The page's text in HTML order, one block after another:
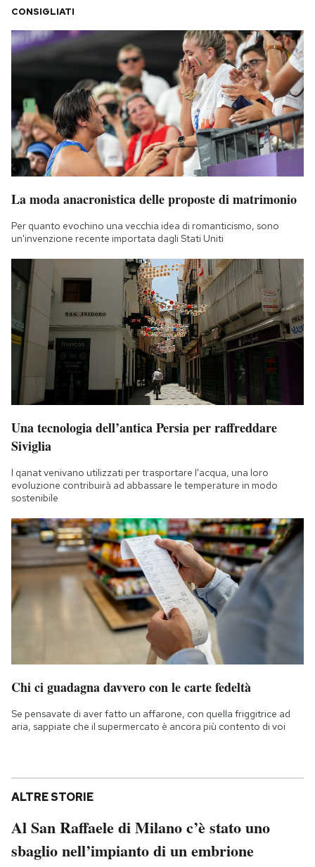
CONSIGLIATI
La moda anacronistica delle proposte di matrimonio
Per quanto evochino una vecchia idea di romanticismo, sono
un'invenzione recente importata dagli Stati Uniti
Una tecnologia dell’antica Persia per raffreddare
Siviglia
I qanat venivano utilizzati per trasportare l'acqua, una loro
evoluzione contribuirà ad abbassare le temperature in modo
sostenibile
Chi ci guadagna davvero con le carte fedeltà
Se pensavate di aver fatto un affarone, con quella friggitrice ad
aria, sappiate che il supermercato è ancora più contento di voi
ALTRE STORIE
Al San Raffaele di Milano c’è stato uno
sbaglio nell’impianto di un embrione